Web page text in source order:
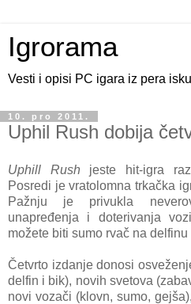
Igrorama
Vesti i opisi PC igara iz pera
10. pro 2011.
Uphil Rush dobija
Uphill Rush jeste hit-igra
Posredi je vratolomna trkačka
Pažnju je privukla
unapređenja i doterivanja
možete biti sumo rvač na
Četvrto izdanje donosi
delfin i bik), novih svetova
novi vozači (klovn, sumo,